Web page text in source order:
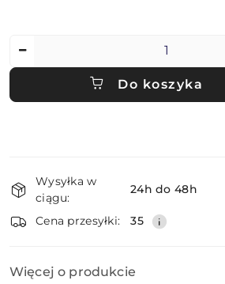
Do koszyka
i
dostawa
Wysyłka w
ciągu:
24h do 48h
Cena przesyłki: 35
Więcej o produkcie